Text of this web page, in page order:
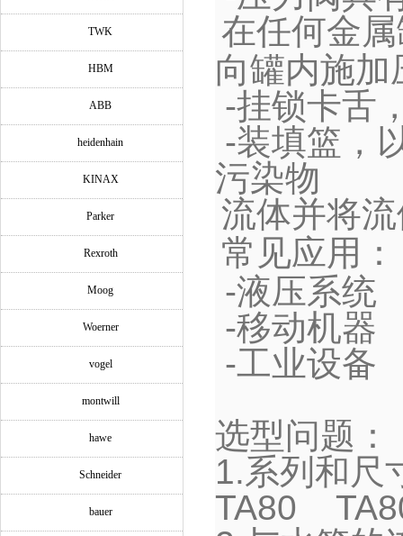
TWK
HBM
ABB
heidenhain
KINAX
Parker
Rexroth
Moog
Woerner
vogel
montwill
hawe
Schneider
bauer
在任何金
向罐内施加
-挂锁卡舌
-装填篮，
污染物
流体并将
常见应用：
-液压系统
-移动机器
-工业设备
选型问题：
1.系列和尺
TA80